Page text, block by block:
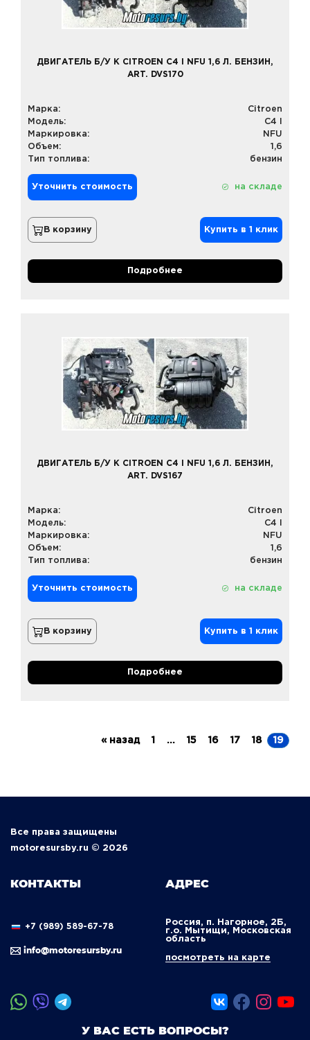
ДВИГАТЕЛЬ Б/У К CITROEN C4 I NFU 1,6 Л. БЕНЗИН,
ART. DVS170
Марка:
Citroen
Модель:
C4 I
Маркировка:
NFU
Объем:
1,6
Тип топлива:
бензин
Уточнить стоимость на складе
В корзину Купить в 1 клик
Подробнее
ДВИГАТЕЛЬ Б/У К CITROEN C4 I NFU 1,6 Л. БЕНЗИН,
ART. DVS167
Марка:
Citroen
Модель:
C4 I
Маркировка:
NFU
Объем:
1,6
Тип топлива:
бензин
Уточнить стоимость на складе
В корзину Купить в 1 клик
Подробнее
« назад 1 ... 15 16 17 18 19
Все права защищены
motoresursby.ru © 2026
КОНТАКТЫ
+7 (989) 589-67-78
info@motoresursby.ru
АДРЕС
Россия, п. Нагорное, 2Б,
г.о. Мытищи, Московская
область
посмотреть на карте
У ВАС ЕСТЬ ВОПРОСЫ?